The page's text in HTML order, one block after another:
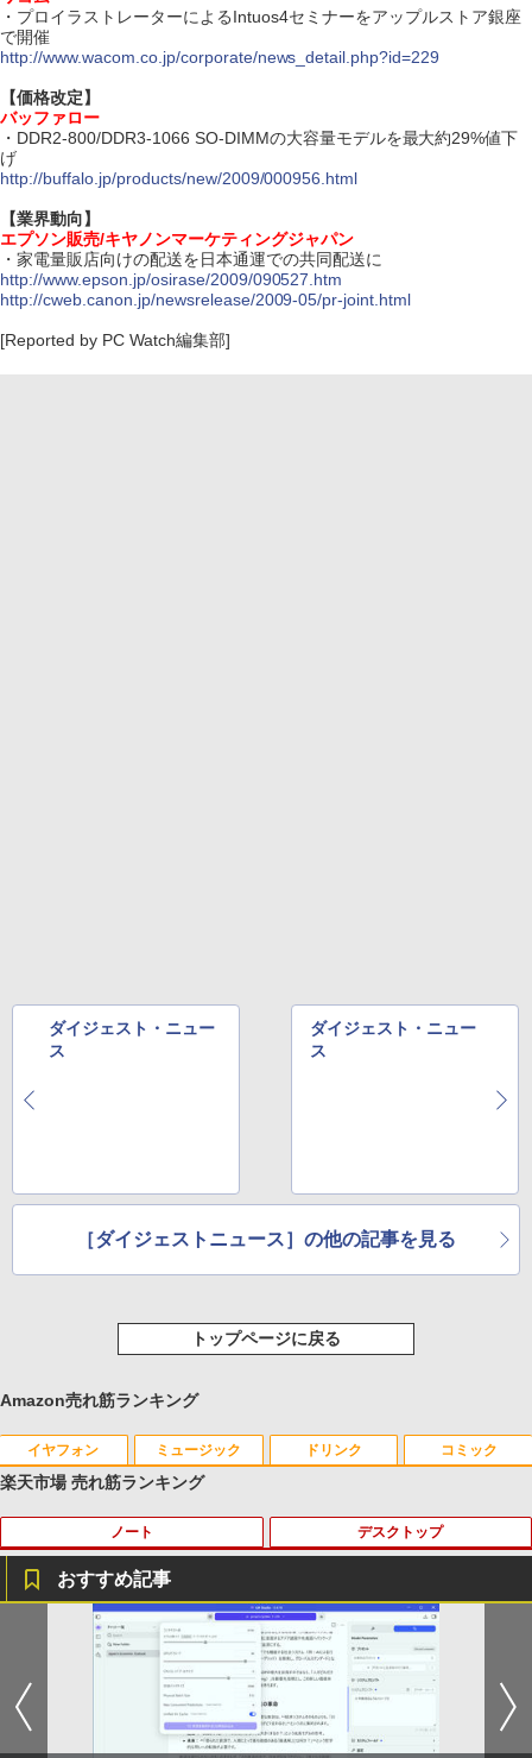
・プロイラストレーターによるIntuos4セミナーをアップルストア銀座
で開催
http://www.wacom.co.jp/corporate/news_detail.php?id=229
【価格改定】
バッファロー
・DDR2-800/DDR3-1066 SO-DIMMの大容量モデルを最大約29%値下
げ
http://buffalo.jp/products/new/2009/000956.html
【業界動向】
エプソン販売/キヤノンマーケティングジャパン
・家電量販店向けの配送を日本通運での共同配送に
http://www.epson.jp/osirase/2009/090527.htm
http://cweb.canon.jp/newsrelease/2009-05/pr-joint.html
[Reported by PC Watch編集部]
ダイジェスト・ニュー
ス
ダイジェスト・ニュー
ス
［ダイジェストニュース］の他の記事を見る
トップページに戻る
Amazon売れ筋ランキング
イヤフォン
Anker Soundcore P40i オフホワイト
Anker Soundcore P31i ブラック
￥5,990
ミュージック
BRUCE WAYNE feat. Flo Milli, ATL Jacob
[Explicit]
￥250
BRUCE WAYNE feat. Flo Milli, ATL Jacob
[Explicit]
￥250
ドリンク
【Amazon.co.jp限定】 い・ろ・は・す 2L P
ET ラベルレス ×8本
￥1,112
by Amazon 天然水 ラベルレス 500ml ×24本
富士山の天然水 バナジウム含有 水 ミネラル
ウォーター ペットボトル 静岡県産 500ミリリ
ットル (Smart Basic)
コミック
薬屋のひとりごと 17巻 (デジタル版ビッグガ
ンガンコミックス)
￥770
異世界居酒屋「のぶ」(22) (角川コミックス・
エース)
￥832
楽天市場 売れ筋ランキング
ノート
【期間限定破格金額！】新生活 新古品 W
in11搭載 パソコンノートパソコンoffice
付き 初心者向けノートPC 初期設定済 1
5.6型 インテル高速CPU ランダムで発送
メモリ4GB～ 高速SSD1TB 最大 フルHD
Webカメラ zoom 軽量薄型 無線 型番更
新で在庫処分
デスクトップ
おすすめ記事